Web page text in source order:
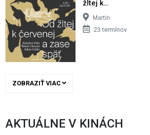
žltej k…
Martin
23 termínov
ZOBRAZIŤ VIAC
AKTUÁLNE V KINÁCH